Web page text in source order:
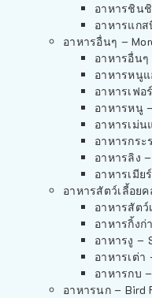
อาหารชิน
อาหารแกส
อาหารอื่นๆ –
อาหารอื่นๆ
อาหารหนูแ
อาหารเฟอ
อาหารหนู
อาหารเม่น
อาหารกระ
อาหารลิง
อาหารเมีย
อาหารสัตว์เลี้อย
อาหารสัต
อาหารกิ้งก่
อาหารงู –
อาหารเต่า
อาหารกบ
อาหารนก – Bird